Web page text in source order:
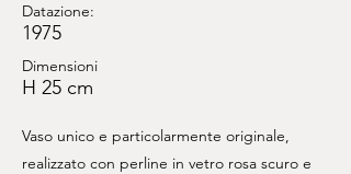
Datazione:
1975
Dimensioni
H 25 cm
Vaso unico e particolarmente originale,
realizzato con perline in vetro rosa scuro e